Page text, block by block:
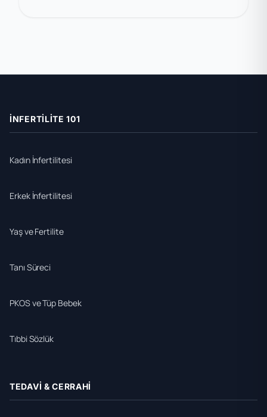
İNFERTILITE 101
Kadın İnfertilitesi
Erkek İnfertilitesi
Yaş ve Fertilite
Tanı Süreci
PKOS ve Tüp Bebek
Tıbbi Sözlük
TEDAVI & CERRAHI